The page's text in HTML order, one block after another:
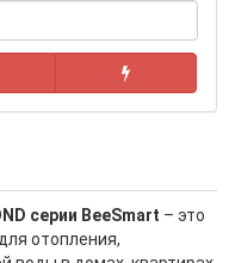
серии BeeSmart – это
отопления,